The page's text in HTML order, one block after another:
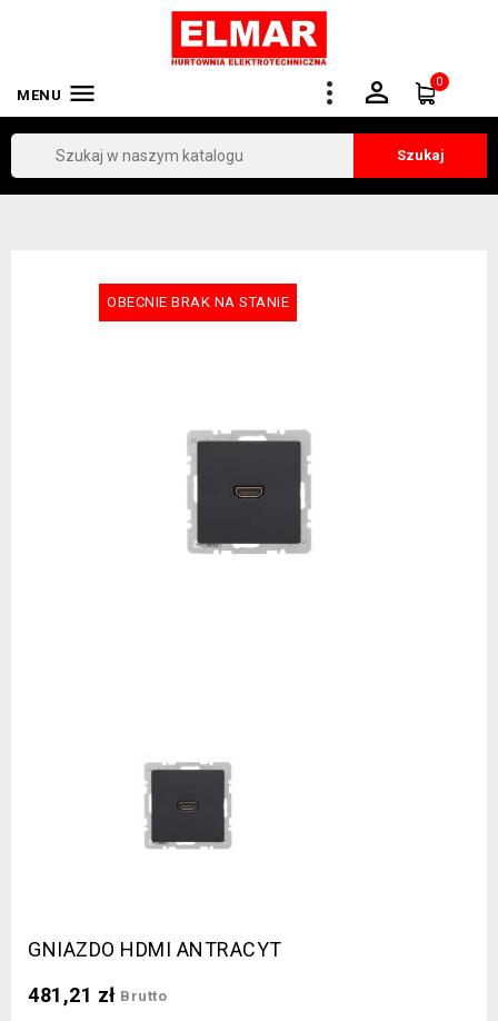
MENU  0

Szukaj
OBECNIE BRAK NA STANIE
GNIAZDO HDMI ANTRACYT
481,21 zł Brutto